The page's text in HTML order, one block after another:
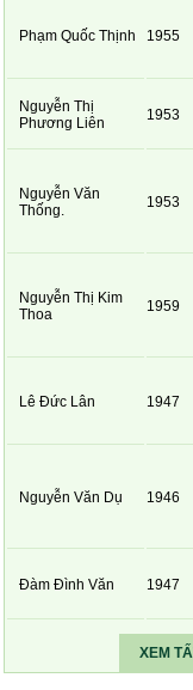
Phạm Quốc Thịnh 1955
Nguyễn Thị
Phương Liên
1953
Nguyễn Văn
Thống.
1953
Nguyễn Thị Kim
Thoa
1959
Lê Đức Lân 1947
Nguyễn Văn Dụ 1946
Đàm Đình Văn 1947
XEM